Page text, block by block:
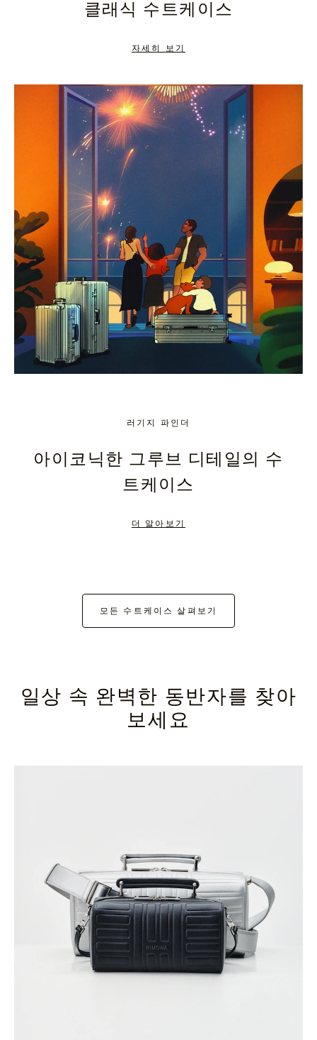
TO
UNMUTE
클래식 수트케이스
자세히 보기
러기지 파인더
아이코닉한 그루브 디테일의 수
트케이스
더 알아보기
모든 수트케이스 살펴보기
일상 속 완벽한 동반자를 찾아
보세요